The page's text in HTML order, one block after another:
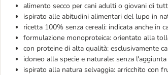
alimento secco per cani adulti o giovani di
ispirato alle abitudini alimentari del lupo in
ricetta 100% senza cereali: indicata anche in
formulazione monoproteica: orientato alla
con proteine di alta qualità: esclusivamente
idoneo alla specie e naturale: senza
ispirato alla natura selvaggia: arricchito con